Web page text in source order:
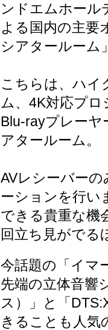
ンドエムホール
よる国内の主要
シアタールーム
こちらは、ハイ
ム、4K対応プ
Blu-rayプレーヤ
アタールーム。
AVレシーバー
ーションを行い
できる貴重な機
回立ち見がでる
今話題の「イマ
先端の立体音響
ス）」と「
きることも人気